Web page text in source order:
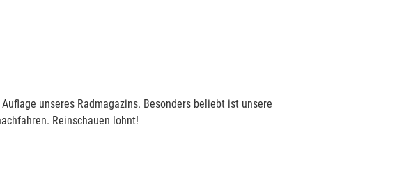
unseres Radmagazins. Besonders beliebt ist unsere
Reinschauen lohnt!